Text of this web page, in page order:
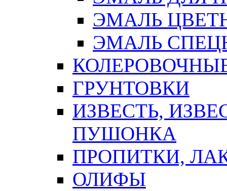
ЭМАЛЬ
ЭМАЛЬ
ГРУНТОВКИ
ИЗВЕСТЬ,
ПУШОНКА
ПРОПИТКИ,
ОЛИФЫ